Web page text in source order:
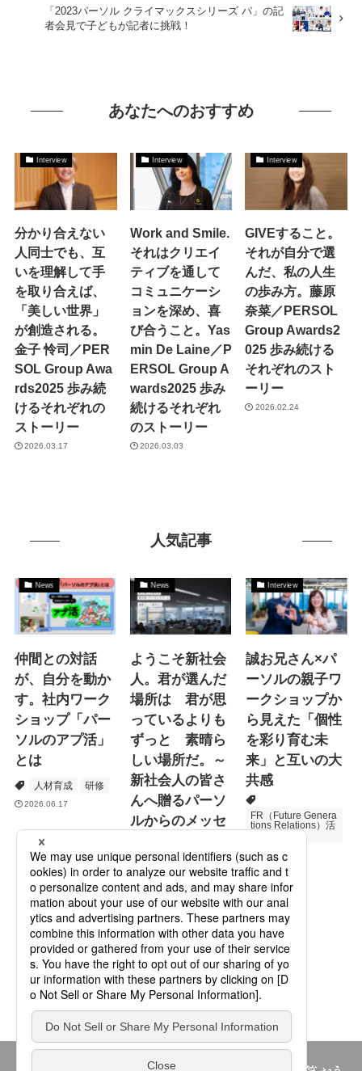
「2023パーソル クライマックスシリーズ パ」の記
者会見で子どもが記者に挑戦！
あなたへのおすすめ
Interview
分かり合えない
人同士でも、互
いを理解して手
を取り合えば、
「美しい世界」
が創造される。
金子 怜司／PER
SOL Group Awa
rds2025 歩み続
けるそれぞれの
ストーリー
2026.03.17
Interview
Work and Smile.
それはクリエイ
ティブを通して
コミュニケーシ
ョンを深め、喜
び合うこと。Yas
min De Laine／P
ERSOL Group A
wards2025 歩み
続けるそれぞれ
のストーリー
2026.03.03
Interview
GIVEすること。
それが自分で選
んだ、私の人生
の歩み方。藤原
奈菜／PERSOL
Group Awards2
025 歩み続ける
それぞれのスト
ーリー
2026.02.24
人気記事
News
仲間との対話
が、自分を動か
す。社内ワーク
ショップ「パー
ソルのアプ活」
とは
人材育成 研修
2026.06.17
News
ようこそ新社会
人。君が選んだ
場所は 君が思
っているよりも
ずっと 素晴ら
しい場所だ。～
新社会人の皆さ
んへ贈るパーソ
ルからのメッセ
Specialized Servic
es
プロモーション
2026.05.19
Interview
誠お兄さん×パ
ーソルの親子ワ
ークショップか
ら見えた「個性
を彩り育む未
来」と互いの大
共感
FR（Future Genera
tions Relations）活
次世代育成
2026.06.16